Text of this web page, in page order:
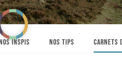
INSPIS NOS TIPS CARNETS